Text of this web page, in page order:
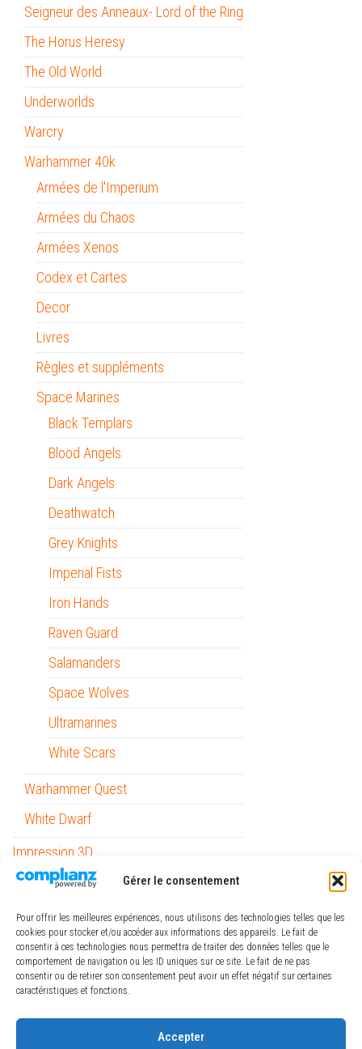
Gérer le consentement
Pour offrir les meilleures expériences, nous utilisons des technologies telles que les
cookies pour stocker et/ou accéder aux informations des appareils. Le fait de
consentir à ces technologies nous permettra de traiter des données telles que le
comportement de navigation ou les ID uniques sur ce site. Le fait de ne pas
consentir ou de retirer son consentement peut avoir un effet négatif sur certaines
caractéristiques et fonctions.
Accepter
Seigneur des Anneaux- Lord of the Ring
The Horus Heresy
The Old World
Underworlds
Warcry
Warhammer 40k
Armées de l'Imperium
Armées du Chaos
Armées Xenos
Codex et Cartes
Decor
Livres
Règles et suppléments
Space Marines
Black Templars
Blood Angels
Dark Angels
Deathwatch
Grey Knights
Imperial Fists
Iron Hands
Raven Guard
Salamanders
Space Wolves
Ultramarines
White Scars
Warhammer Quest
White Dwarf
Impression 3D
Informatique
Mobilité
Outils
Papeterie / Bureau